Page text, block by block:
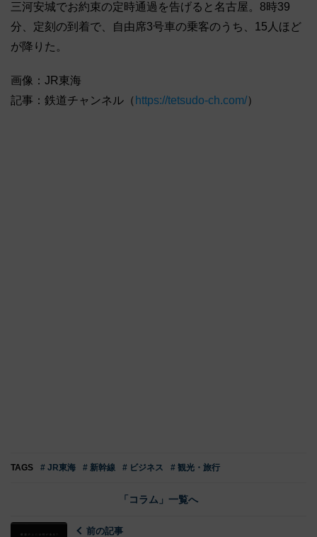
三河安城でお約束の定時通過を告げると名古屋。8時39
分、定刻の到着で、自由席3号車の乗客のうち、15人ほど
が降りた。
画像：JR東海
記事：鉄道チャンネル（ https://tetsudo-ch.com/）
TAGS # JR東海 # 新幹線 # ビジネス # 観光・旅行
「コラム」一覧へ
前の記事